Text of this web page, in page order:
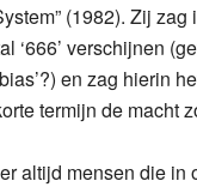
(1982). Zij zag
‘666’ verschijnen
en zag hierin
termijn de macht
altijd mensen die in